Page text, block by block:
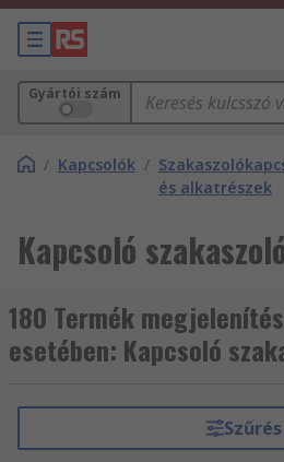
Gyártói szám
/ Kapcsolók /
és alkatrészek
Kapcsoló
180 Termék
esetében: Kapcsoló
Szűrés